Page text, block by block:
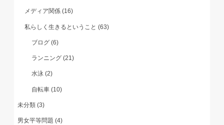
メディア関係(16)
私らしく生きるということ(63)
ブログ(6)
ランニング(21)
水泳(2)
自転車(10)
未分類(3)
男女平等問題(4)